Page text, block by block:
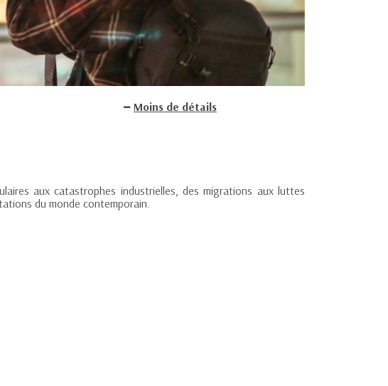
Moins de détails
aux catastrophes industrielles, des migrations aux luttes
du monde contemporain.